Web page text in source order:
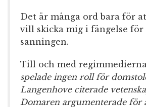
Det är många ord bara för
vill skicka mig i fängelse för
sanningen.
Till och med
spelade ingen roll för
Langenhove citerade
Domaren argumenterade för